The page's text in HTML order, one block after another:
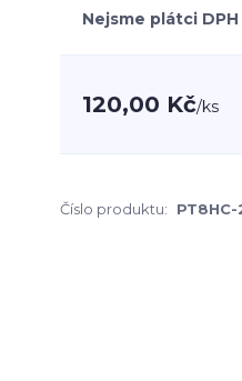
Nejsme plátci DPH
120,00 Kč/ks
Číslo produktu: PT8HC-